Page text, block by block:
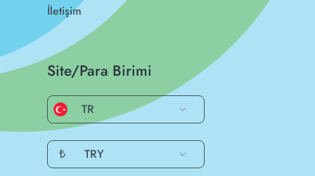
İletişim
Site/Para Birimi
TR
₺ TRY